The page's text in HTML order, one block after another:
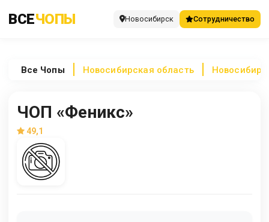
ВСЕЧОПЫ Новосибирск Сотрудничество
Все Чопы Новосибирская область
ЧОП «Феникс»
49,1